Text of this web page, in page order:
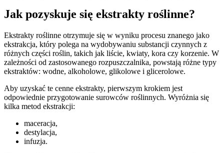
Jak pozyskuje się ekstrakty roślinne?
Ekstrakty roślinne otrzymuje się w wyniku procesu znanego jako
ekstrakcja, który polega na wydobywaniu substancji czynnych z
różnych części roślin, takich jak liście, kwiaty, kora czy korzenie. W
zależności od zastosowanego rozpuszczalnika, powstają różne typy
ekstraktów: wodne, alkoholowe, glikolowe i glicerolowe.
Aby uzyskać te cenne ekstrakty, pierwszym krokiem jest
odpowiednie przygotowanie surowców roślinnych. Wyróżnia się
kilka metod ekstrakcji:
maceracja,
destylacja,
infuzja.